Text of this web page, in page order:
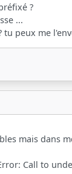
?
...
tu peux me
mais dans
Call to